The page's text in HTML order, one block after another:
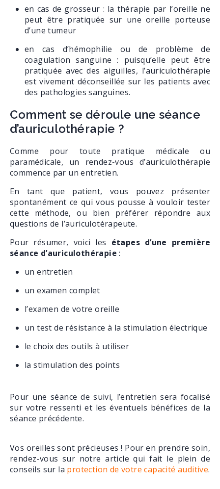
en cas de grosseur : la thérapie par l’oreille ne
peut être pratiquée sur une oreille porteuse
d’une tumeur
en cas d’hémophilie ou de problème de
coagulation sanguine : puisqu’elle peut être
pratiquée avec des aiguilles, l’auriculothérapie
est vivement déconseillée sur les patients avec
des pathologies sanguines.
Comment se déroule une séance
d’auriculothérapie ?
Comme pour toute pratique médicale ou
paramédicale, un rendez-vous d’auriculothérapie
commence par un entretien.
En tant que patient, vous pouvez présenter
spontanément ce qui vous pousse à vouloir tester
cette méthode, ou bien préférer répondre aux
questions de l’auriculotérapeute.
Pour résumer, voici les étapes d’une première
séance d’auriculothérapie :
un entretien
un examen complet
l’examen de votre oreille
un test de résistance à la stimulation électrique
le choix des outils à utiliser
la stimulation des points
Pour une séance de suivi, l’entretien sera focalisé
sur votre ressenti et les éventuels bénéfices de la
séance précédente.
Vos oreilles sont précieuses ! Pour en prendre soin,
rendez-vous sur notre article qui fait le plein de
conseils sur la protection de votre capacité auditive.